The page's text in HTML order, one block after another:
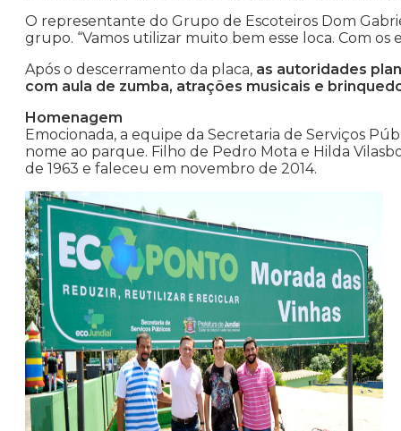
O representante do Grupo de Escoteiros Dom
grupo. “Vamos utilizar muito bem esse loca. Com
Após o descerramento da placa, as autoridades
com aula de zumba, atrações musicais e
Homenagem
Emocionada, a equipe da Secretaria de Serviços
nome ao parque. Filho de Pedro Mota e Hilda
de 1963 e faleceu em novembro de 2014.